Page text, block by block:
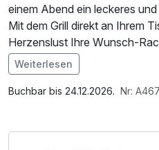
einem Abend ein leckeres
Mit dem Grill direkt an Ihrem
Herzenslust Ihre Wunsch-
Raclette ist bei Jung und Alt
Kartöffelchen, eine große
gebackenes Baguette,
Im Angebot enthalten
1 Flasche Mineralwasser,
Weiterlesen
Buchbar bis 24.12.2026. Nr: